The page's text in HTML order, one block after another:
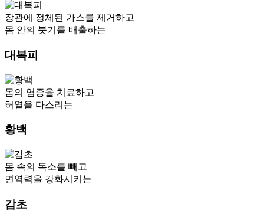
장관에 정체된 가스를 제거하고
몸 안의 붓기를 배출하는
대복피
몸의 염증을 치료하고
허열을 다스리는
황백
몸 속의 독소를 빼고
면역력을 강화시키는
감초